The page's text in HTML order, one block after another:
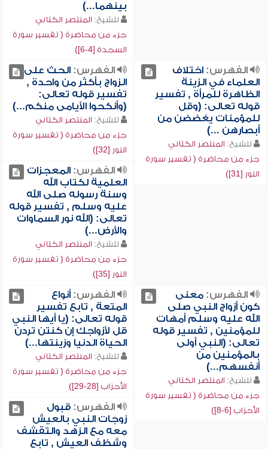
بينهما...)
للشيخ: المنتصر الكتاني
جزء من محاضرة ( تفسير سورة
السجدة [4-6])
الفهرس:اختلاف
العلماء في الزينة
الظاهرة للمرأة , تفسير
قوله تعالى: (وقل
للمؤمنات يغضضن من
أبصارهن ...)
للشيخ: المنتصر الكتاني
جزء من محاضرة ( تفسير سورة
النور [31])
الفهرس:الحث على
الزواج بأكثر من واحدة ,
تفسير قوله تعالى:
(وأنكحوا الأيامى منكم...)
للشيخ: المنتصر الكتاني
جزء من محاضرة ( تفسير سورة
النور [32])
الفهرس:المعجزات
العلمية لكتاب الله
وسنة رسوله صلى الله
عليه وسلم , تفسير قوله
تعالى: (الله نور السماوات
والأرض...)
للشيخ: المنتصر الكتاني
جزء من محاضرة ( تفسير سورة
النور [35])
الفهرس:معنى
كون أزواج النبي صلى
الله عليه وسلم أمهات
للمؤمنين , تفسير قوله
تعالى: (النبي أولى
بالمؤمنين من
أنفسهم...)
للشيخ: المنتصر الكتاني
جزء من محاضرة ( تفسير سورة
الأحزاب [6-8])
الفهرس:أنواع
المتعة , تابع تفسير
قوله تعالى: (يا أيها النبي
قل لأزواجك إن كنتن تردن
الحياة الدنيا وزينتها...)
للشيخ: المنتصر الكتاني
جزء من محاضرة ( تفسير سورة
الأحزاب [28-29])
الفهرس:قبول
زوجات النبي بالعيش
معه مع الزهد والتقشف
وشظف العيش , تابع